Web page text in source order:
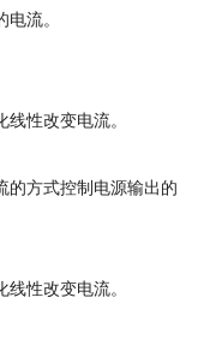
流。
性改变电流。
的方式控制电源输出的
性改变电流。